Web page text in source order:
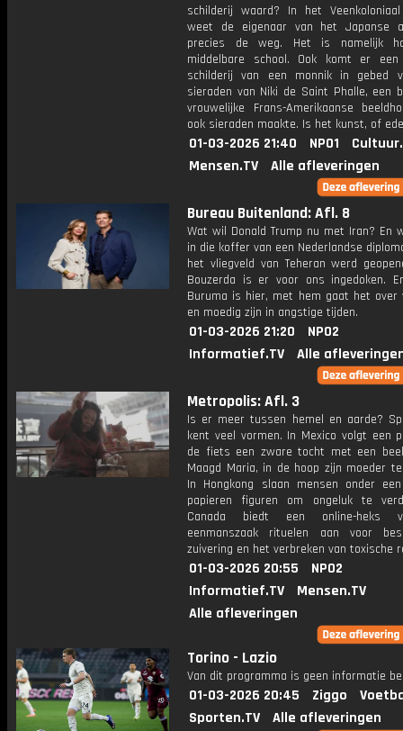
schilderij waard? In het
weet de eigenaar van het Japanse
precies de weg. Het is namelijk
middelbare school. Ook komt er een
schilderij van een monnik in gebed
sieraden van Niki de Saint Phalle, een
vrouwelijke Frans-Amerikaanse
ook sieraden maakte. Is het kunst, of
01-03-2026 21:40 NPO1
Mensen.TV
Alle afleveringen
Bureau Buitenland: Afl. 8
Wat wil Donald Trump nu met Iran? En
in die koffer van een Nederlandse
het vliegveld van Teheran werd
Bouzerda is er voor ons ingedoken.
Buruma is hier, met hem gaat het over
en moedig zijn in angstige tijden.
01-03-2026 21:20
NPO2
Informatief.TV
Alle
Metropolis: Afl. 3
Is er meer tussen hemel en aarde?
kent veel vormen. In Mexico volgt een
de fiets een zware tocht met een
Maagd Maria, in de hoop zijn moeder
In Hongkong slaan mensen onder
papieren figuren om ongeluk te
Canada biedt een online-heks
eenmanszaak rituelen aan voor
zuivering en het verbreken van toxische
01-03-2026 20:55
NPO2
Informatief.TV
Mensen.TV
Alle afleveringen
Torino - Lazio
Van dit programma is geen informatie
01-03-2026 20:45 Ziggo
Sporten.TV
Alle afleveringen